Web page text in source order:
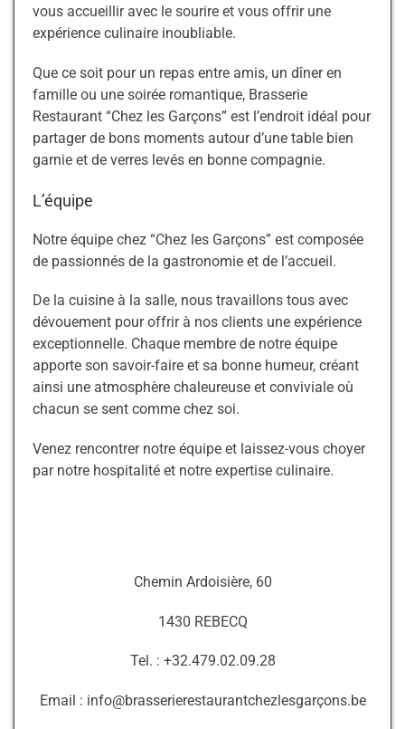
vous accueillir avec le sourire et vous offrir une
expérience culinaire inoubliable.
Que ce soit pour un repas entre amis, un dîner en
famille ou une soirée romantique, Brasserie
Restaurant “Chez les Garçons” est l’endroit idéal pour
partager de bons moments autour d’une table bien
garnie et de verres levés en bonne compagnie.
L’équipe
Notre équipe chez “Chez les Garçons” est composée
de passionnés de la gastronomie et de l’accueil.
De la cuisine à la salle, nous travaillons tous avec
dévouement pour offrir à nos clients une expérience
exceptionnelle. Chaque membre de notre équipe
apporte son savoir-faire et sa bonne humeur, créant
ainsi une atmosphère chaleureuse et conviviale où
chacun se sent comme chez soi.
Venez rencontrer notre équipe et laissez-vous choyer
par notre hospitalité et notre expertise culinaire.
Chemin Ardoisière, 60
1430 REBECQ
Tel. : +32.479.02.09.28
Email : info@brasserierestaurantchezlesgarçons.be